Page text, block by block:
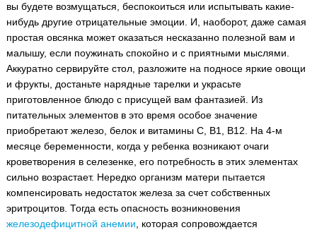
вы будете возмущаться, беспокоиться или испытывать какие-
нибудь другие отрицательные эмоции. И, наоборот, даже самая
простая овсянка может оказаться несказанно полезной вам и
малышу, если поужинать спокойно и с приятными мыслями.
Аккуратно сервируйте стол, разложите на подносе яркие овощи
и фрукты, достаньте нарядные тарелки и украсьте
приготовленное блюдо с присущей вам фантазией. Из
питательных элементов в это время особое значение
приобретают железо, белок и витамины С, B1, B12. На 4-м
месяце беременности, когда у ребенка возникают очаги
кроветворения в селезенке, его потребность в этих элементах
сильно возрастает. Нередко организм матери пытается
компенсировать недостаток железа за счет собственных
эритроцитов. Тогда есть опасность возникновения
железодефицитной анемии , которая сопровождается